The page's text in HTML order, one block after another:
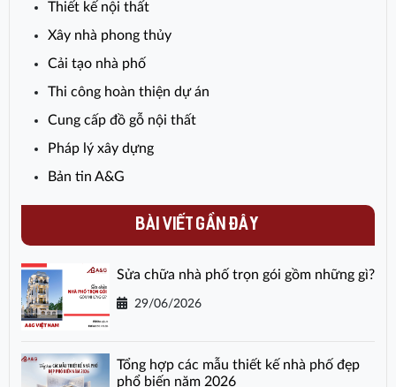
Thiết kế nội thất
Xây nhà phong thủy
Cải tạo nhà phố
Thi công hoàn thiện dự án
Cung cấp đồ gỗ nội thất
Pháp lý xây dựng
Bản tin A&G
BÀI VIẾT GẦN ĐÂY
Sửa chữa nhà phố trọn gói gồm những gì?
29/06/2026
Tổng hợp các mẫu thiết kế nhà phố đẹp
phổ biến năm 2026